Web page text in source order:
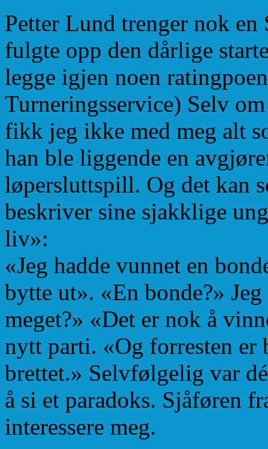
Petter Lund trenger nok
fulgte opp den dårlige
legge igjen noen
Turneringsservice) Selv
fikk jeg ikke med meg alt
han ble liggende en
løpersluttspill. Og det kan
beskriver sine sjakklige
liv»:
«Jeg hadde vunnet en
bytte ut». «En bonde?»
meget?» «Det er nok å
nytt parti. «Og forresten
brettet.» Selvfølgelig var
å si et paradoks. Sjåføren
interessere meg.